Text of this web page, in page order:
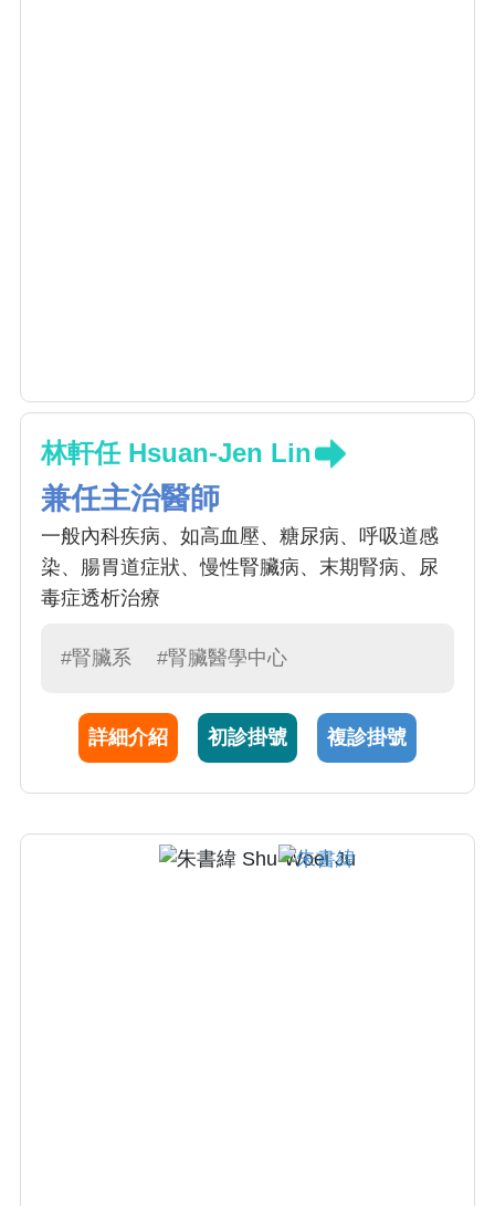
林軒任 Hsuan-Jen Lin
兼任主治醫師
一般內科疾病、如高血壓、糖尿病、呼吸道感
染、腸胃道症狀、慢性腎臟病、末期腎病、尿
毒症透析治療
#腎臟系 #腎臟醫學中心
詳細介紹 初診掛號 複診掛號